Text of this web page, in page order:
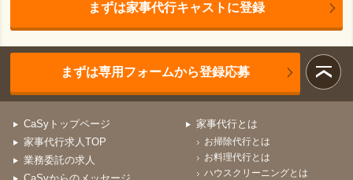
まずは家事代行キャストに登録
まずは専用フォームから登録応募
CaSyトップページ
家事代行求人TOP
業務委託の求人
家事代行とは
お掃除代行とは
お料理代行とは
ハウスクリーニングとは